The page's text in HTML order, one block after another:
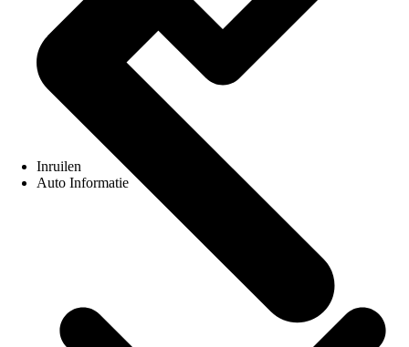
Inruilen
Auto Informatie